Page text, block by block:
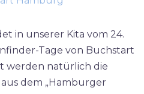
in unserer Kita vom 24.
Tage von Buchstart
werden natürlich die
dem „Hamburger